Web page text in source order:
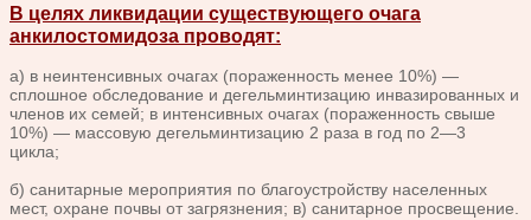
В целях ликвидации существующего очага
анкилостомидоза проводят:
а) в неинтенсивных очагах (пораженность менее 10%) —
сплошное обследование и дегельминтизацию инвазированных и
членов их семей; в интенсивных очагах (пораженность свыше
10%) — массовую дегельминтизацию 2 раза в год по 2—3
цикла;
б) санитарные мероприятия по благоустройству населенных
мест, охране почвы от загрязнения; в) санитарное просвещение.